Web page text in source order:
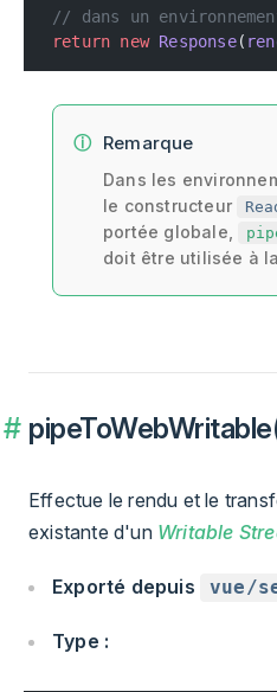
// dans un
return new Response(
Remarque
Dans les
le constructeur
portée globale,
doit être utilisée à
Effectue le rendu et le
existante d'un Writable
Exporté depuis vue/
Type :